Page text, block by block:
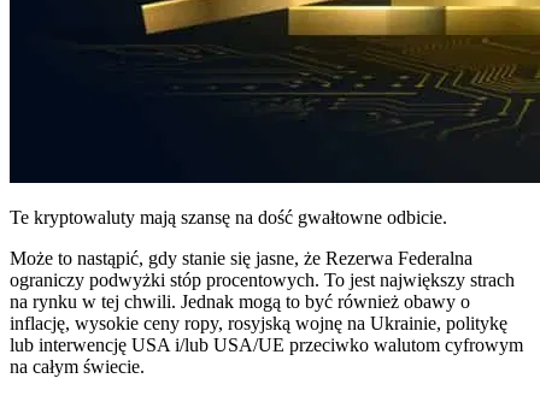
Te kryptowaluty mają szansę na dość gwałtowne odbicie.
Może to nastąpić, gdy stanie się jasne, że Rezerwa Federalna
ograniczy podwyżki stóp procentowych. To jest największy strach
na rynku w tej chwili. Jednak mogą to być również obawy o
inflację, wysokie ceny ropy, rosyjską wojnę na Ukrainie, politykę
lub interwencję USA i/lub USA/UE przeciwko walutom cyfrowym
na całym świecie.